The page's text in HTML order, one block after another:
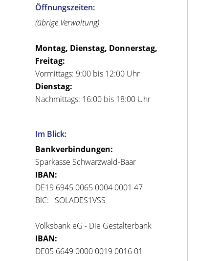
Öffnungszeiten:
(übrige Verwaltung)
Montag, Dienstag, Donnerstag,
Freitag:
Vormittags: 9:00 bis 12:00 Uhr
Dienstag:
Nachmittags: 16:00 bis 18:00 Uhr
Im Blick:
Bankverbindungen:
Sparkasse Schwarzwald-Baar
IBAN:
DE19 6945 0065 0004 0001 47
BIC: SOLADES1VSS
Volksbank eG - Die Gestalterbank
IBAN:
DE05 6649 0000 0019 0016 01